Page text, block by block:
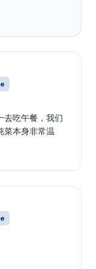
去吃午餐，我们
菜本身非常温